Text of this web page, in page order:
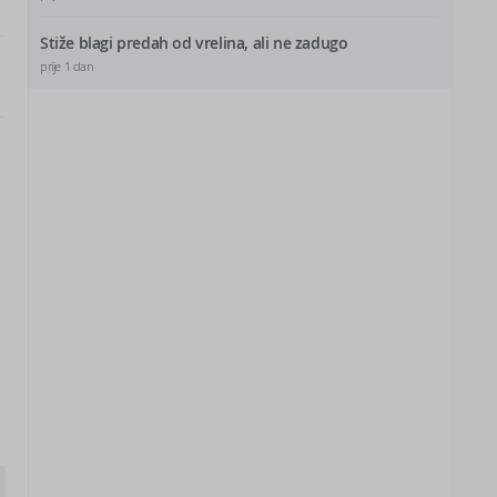
Stiže blagi predah od vrelina, ali ne zadugo
prije 1 dan